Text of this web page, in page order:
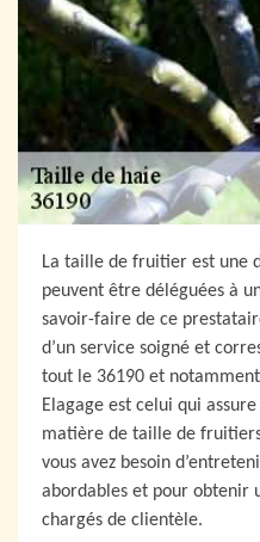
La taille de fruitier est une
peuvent être déléguées à
savoir-faire de ce
d’un service soigné et
tout le 36190 et
Elagage est celui qui
matière de taille de
vous avez besoin
abordables et pour obtenir
chargés de clientèle.